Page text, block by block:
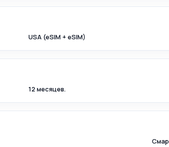
USA (eSIM + eSIM)
12 месяцев.